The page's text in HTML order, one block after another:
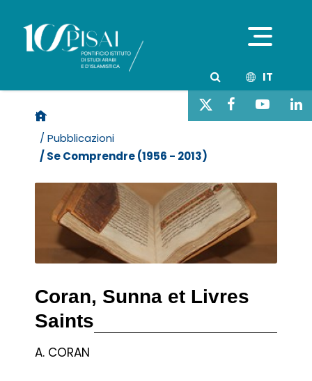
IT
/ Pubblicazioni
/ Se Comprendre (1956 - 2013)
Coran, Sunna et Livres
Saints
A. CORAN